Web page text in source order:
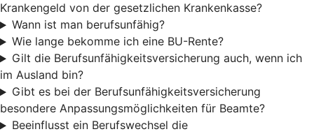
Krankengeld von der gesetzlichen Krankenkasse?
Wann ist man berufsunfähig?
Wie lange bekomme ich eine BU-Rente?
Gilt die Berufsunfähigkeitsversicherung auch, wenn ich
im Ausland bin?
Gibt es bei der Berufsunfähigkeitsversicherung
besondere Anpassungsmöglichkeiten für Beamte?
Beeinflusst ein Berufswechsel die